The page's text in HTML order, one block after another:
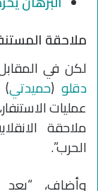
ملاحقة
لكن في
دقلو(حميدتي)
عمليات
ملاحقة
الحرب”.